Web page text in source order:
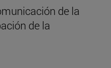
de la
de la